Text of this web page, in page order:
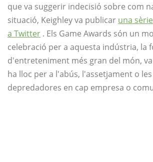
que va suggerir indecisió sobre com
situació, Keighley va publicar una
a Twitter . Els Game Awards són un
celebració per a aquesta indústria, la
d'entreteniment més gran del món,
ha lloc per a l'abús, l'assetjament o
depredadores en cap empresa o